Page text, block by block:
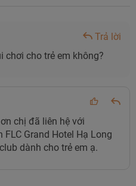
Đồn đến FLC Grand
tại FLC Grand
tất cả 8 hạng phòng, tùy
Trả lời
chơi cho trẻ em không?
chị đã liên hệ với
FLC Grand Hotel Hạ Long
dành cho trẻ em ạ.